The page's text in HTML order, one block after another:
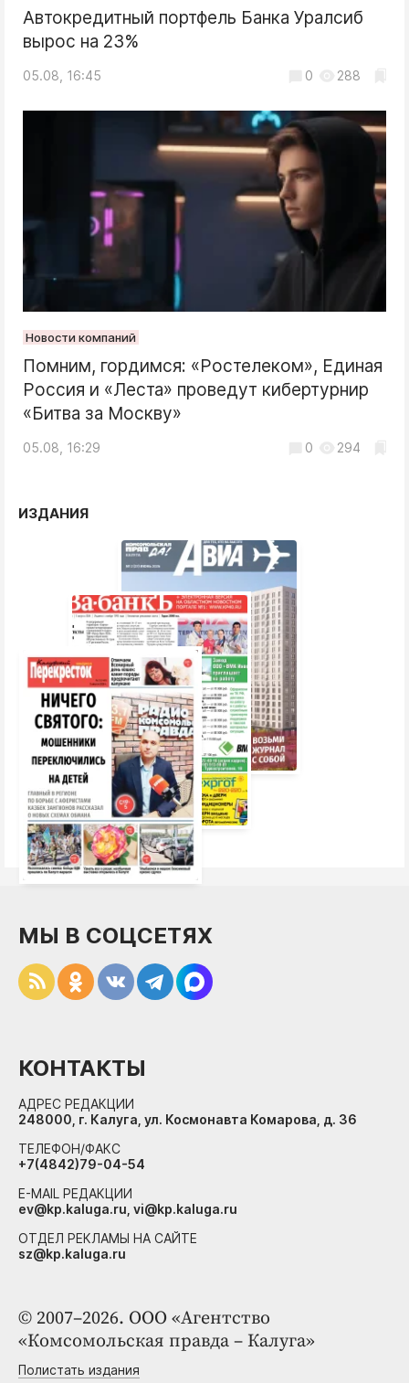
Автокредитный портфель Банка Уралсиб
вырос на 23%
05.08, 16:45 0 288
Новости компаний
Помним, гордимся: «Ростелеком», Единая
Россия и «Леста» проведут кибертурнир
«Битва за Москву»
05.08, 16:29 0 294
ИЗДАНИЯ
© 2007–2026. ООО «Агентство
«Комсомольская правда – Калуга»
Полистать издания
МЫ В СОЦСЕТЯХ
КОНТАКТЫ
АДРЕС РЕДАКЦИИ
248000, г. Калуга, ул. Космонавта Комарова, д. 36
ТЕЛЕФОН/ФАКС
+7(4842)79-04-54
E-MAIL РЕДАКЦИИ
ev@kp.kaluga.ru, vi@kp.kaluga.ru
ОТДЕЛ РЕКЛАМЫ НА САЙТЕ
sz@kp.kaluga.ru